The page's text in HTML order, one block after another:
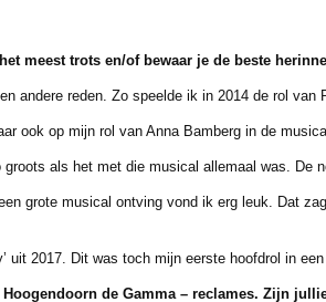
meest trots en/of bewaar je de beste
reden. Zo speelde ik in 2014 de rol van
op mijn rol van Anna Bamberg in de
als het met die musical allemaal was. De
grote musical ontving vond ik erg leuk. Dat
2017. Dit was toch mijn eerste hoofdrol in
de Gamma – reclames. Zijn